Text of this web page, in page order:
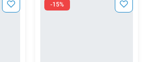
-15%